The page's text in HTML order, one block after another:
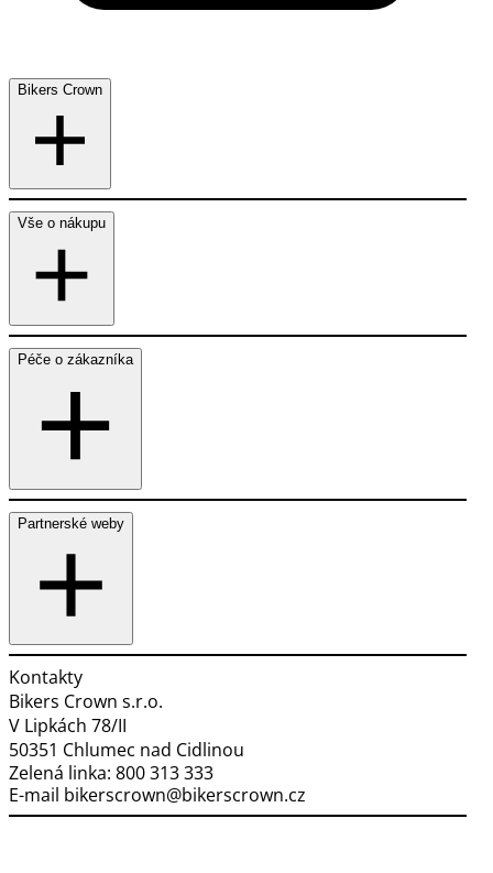
Bikers Crown
Vše o nákupu
Péče o zákazníka
Partnerské weby
Kontakty
Bikers Crown s.r.o.
V Lipkách 78/II
50351 Chlumec nad Cidlinou
Zelená linka: 800 313 333
E-mail bikerscrown@bikerscrown.cz